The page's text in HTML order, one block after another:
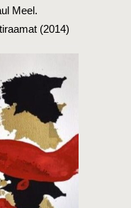
Meel.
(2014)